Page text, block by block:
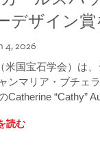
デザイン
4, 2026
米国宝石学会）は
ャンマリア・ブチェ
Catherine “Cathy”
読む